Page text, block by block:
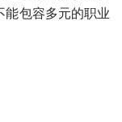
能包容多元的职业